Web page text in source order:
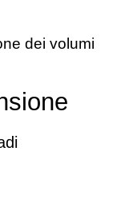
dei volumi